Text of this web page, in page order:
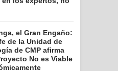
el Gran Engaño:
de la Unidad de
de CMP afirma
No es Viable